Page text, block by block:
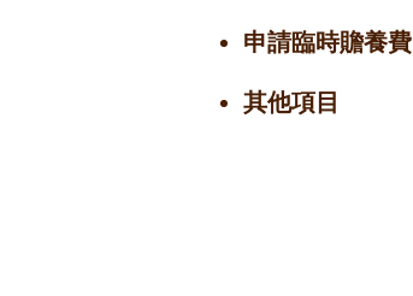
申請臨時贍養費
其他項目